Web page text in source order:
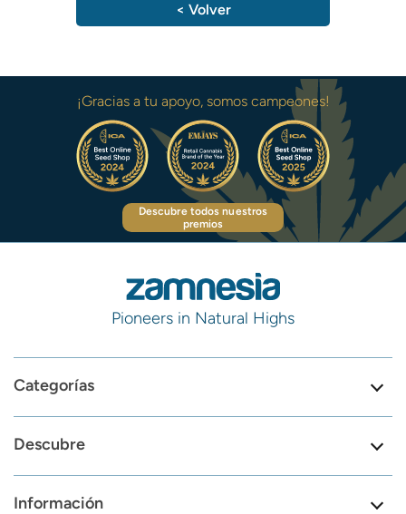
< Volver
¡Gracias a tu apoyo, somos campeones!
Descubre todos nuestros
premios
Pioneers in Natural Highs
Categorías
Descubre
Información